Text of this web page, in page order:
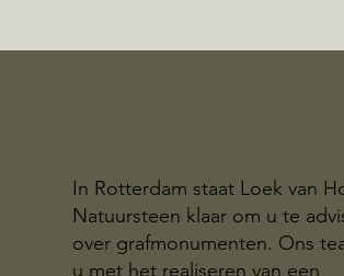
In Rotterdam staat Loek van
Natuursteen klaar om u te
over grafmonumenten. Ons
u met het realiseren van een